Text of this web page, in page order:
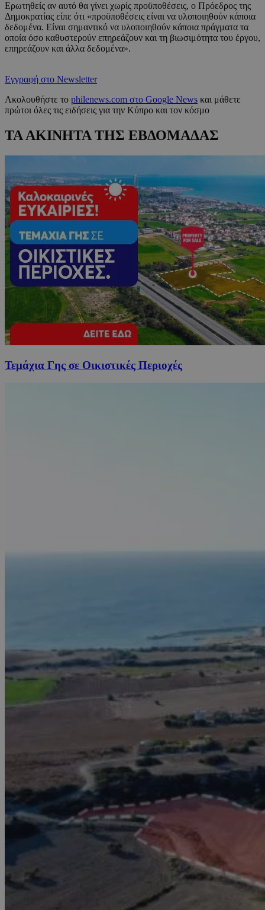
Ερωτηθείς αν αυτό θα γίνει χωρίς προϋποθέσεις, ο Πρόεδρος της
Δημοκρατίας είπε ότι «προϋποθέσεις είναι να υλοποιηθούν κάποια
δεδομένα. Είναι σημαντικό να υλοποιηθούν κάποια πράγματα τα
οποία όσο καθυστερούν επηρεάζουν και τη βιωσιμότητα του έργου,
επηρεάζουν και άλλα δεδομένα».
Εγγραφή στο Newsletter
Ακολουθήστε το philenews.com στο Google News και μάθετε
πρώτοι όλες τις ειδήσεις για την Κύπρο και τον κόσμο
ΤΑ ΑΚΙΝΗΤΑ ΤΗΣ ΕΒΔΟΜΑΔΑΣ
Τεμάχια Γης σε Οικιστικές Περιοχές